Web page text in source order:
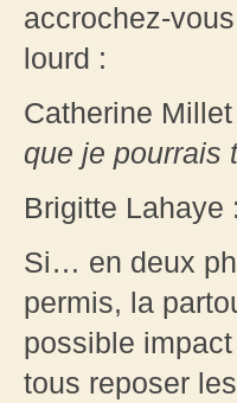
accrochez-
lourd :
Catherine
que je pourrais
Brigitte Lahaye
Si… en deux
permis, la
possible
tous reposer